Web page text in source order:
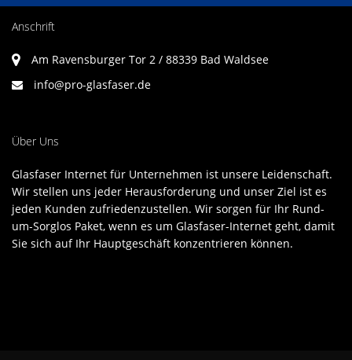
Anschrift
Am Ravensburger Tor 2 / 88339 Bad Waldsee
info@pro-glasfaser.de
Über Uns
Glasfaser Internet für Unternehmen ist unsere Leidenschaft.
Wir stellen uns jeder Herausforderung und unser Ziel ist es
jeden Kunden zufriedenzustellen. Wir sorgen für Ihr Rund-
um-Sorglos Paket, wenn es um Glasfaser-Internet geht, damit
Sie sich auf Ihr Hauptgeschäft konzentrieren können.